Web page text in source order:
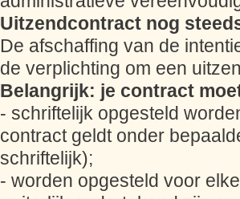
Uitzendcontract nog
De afschaffing van de
de verplichting om een
Belangrijk: je contract
- schriftelijk opgesteld
contract geldt onder
schriftelijk);
- worden opgesteld voor